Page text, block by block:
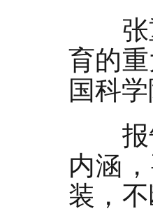
育的
国科
内涵
装，